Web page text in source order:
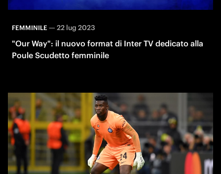
FEMMINILE— 22 lug 2023
"Our Way": il nuovo format di Inter TV dedicato alla
Poule Scudetto femminile